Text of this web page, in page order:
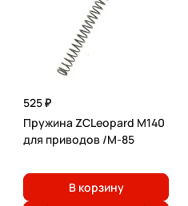
525 ₽
Пружина ZCLeopard M140
для приводов /M-85
В корзину